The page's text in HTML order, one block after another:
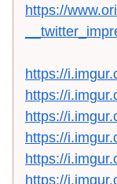
https://
https://
https://
https://
https://
https://
https://